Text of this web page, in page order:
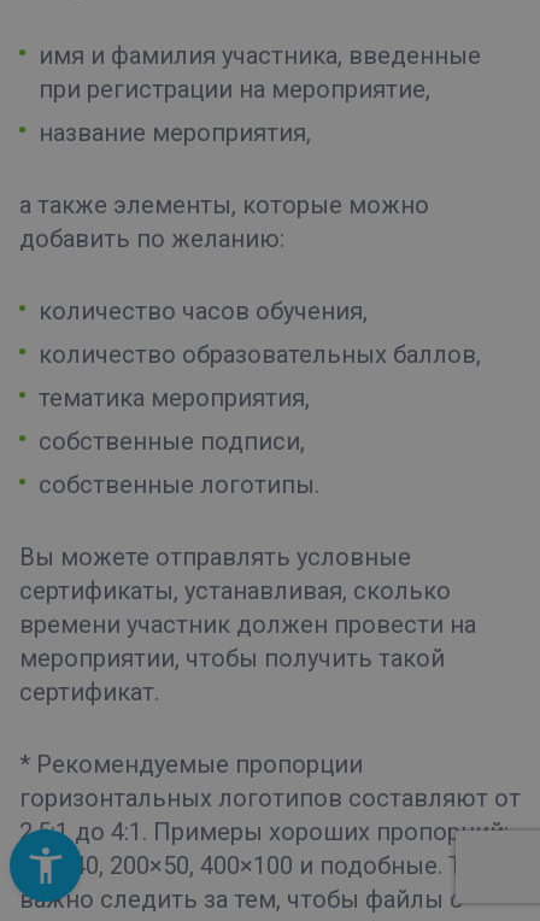
имя и фамилия участника, введенные
при регистрации на мероприятие,
название мероприятия,
а также элементы, которые можно
добавить по желанию:
количество часов обучения,
количество образовательных баллов,
тематика мероприятия,
собственные подписи,
собственные логотипы.
Вы можете отправлять условные
сертификаты, устанавливая, сколько
времени участник должен провести на
мероприятии, чтобы получить такой
сертификат.
* Рекомендуемые пропорции
горизонтальных логотипов составляют от
2.5:1 до 4:1. Примеры хороших пропорций:
100×40, 200×50, 400×100 и подобные. Также
важно следить за тем, чтобы файлы с